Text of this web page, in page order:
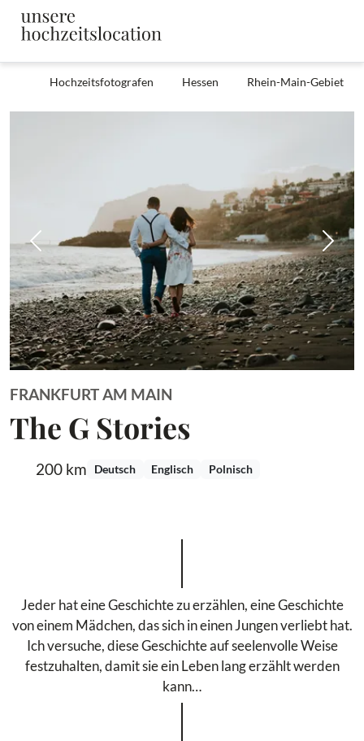
Hochzeitsfotografen Hessen Rhein-Main-Gebiet
Zurück
FRANKFURT AM MAIN
The G Stories
200 km Deutsch Englisch Polnisch
Jeder hat eine Geschichte zu erzählen, eine Geschichte
von einem Mädchen, das sich in einen Jungen verliebt hat.
Ich versuche, diese Geschichte auf seelenvolle Weise
festzuhalten, damit sie ein Leben lang erzählt werden
kann…